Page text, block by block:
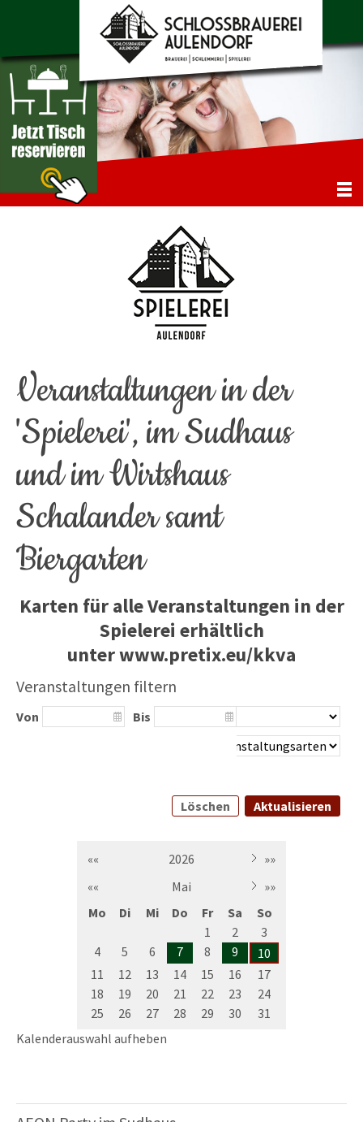
NAVIGATION
Veranstaltungen in der
'Spielerei', im Sudhaus
und im Wirtshaus
Schalander samt
Biergarten
Karten für alle Veranstaltungen in der
Spielerei erhältlich
unterwww.pretix.eu/kkva
Veranstaltungen filtern
Von Bis
Löschen Aktualisieren
«« 2026
»»
««
Mai
»»
Mo
Di Mi Do Fr Sa
So
1
2
3
4
5 6 7 8 9
10
11
12 13 14 15 16
17
18
19 20 21 22 23
24
25
26 27 28 29 30
31
Kalenderauswahl aufheben